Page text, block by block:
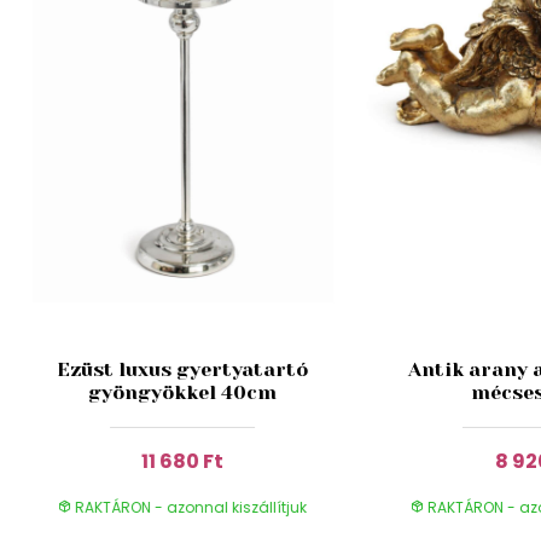
Ezüst luxus gyertyatartó
gyöngyökkel 40cm
11 680 Ft
RAKTÁRON - azonnal kiszállítjuk
Antik arany
8
RAKTÁRON -